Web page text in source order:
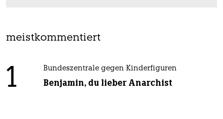
meistkommentiert
1 Bundeszentrale gegen Kinderfiguren
Benjamin, du lieber Anarchist